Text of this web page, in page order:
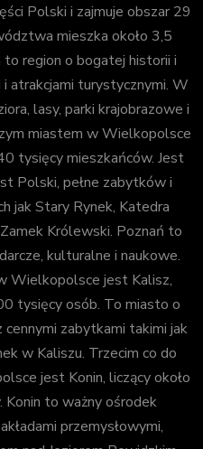
Polski i zajmuje obszar 29
mieszka około 3,5
region o bogatej historii i
atrakcjami turystycznymi. W
lasy, parki krajobrazowe i
miastem w Wielkopolsce
tysięcy mieszkańców. Jest
Polski, pełne zabytków i
jak Stary Rynek, Katedra
Królewski. Poznań to
kulturalne i naukowe.
Wielkopolsce jest Kalisz,
tysięcy osób. To miasto o
zabytkami takimi jak
w Kaliszu. Trzecim co do
jest Konin, liczący około
to ważny ośrodek
przemysłowymi,